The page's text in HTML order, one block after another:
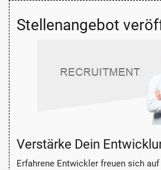
Stellenangebot
Verstärke Dein
Erfahrene Entwickler freuen sich